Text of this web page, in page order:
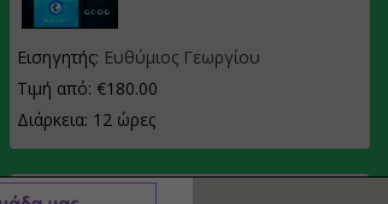
Εισηγητής: Ευθύμιος Γεωργίου
Τιμή από: €180.00
Διάρκεια: 12 ώρες